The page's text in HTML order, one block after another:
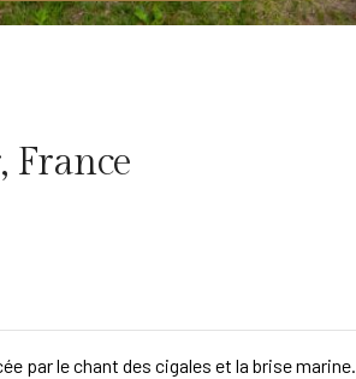
France
par le chant des cigales et la brise marine.